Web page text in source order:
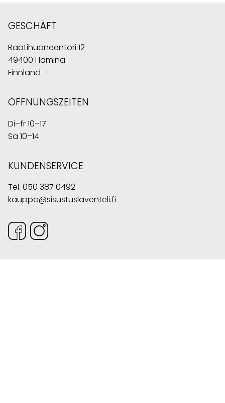
GESCHÄFT
Raatihuoneentori 12
49400 Hamina
Finnland
ÖFFNUNGSZEITEN
Di–fr 10–17
Sa 10–14
KUNDENSERVICE
Tel. 050 387 0492
kauppa@sisustuslaventeli.fi